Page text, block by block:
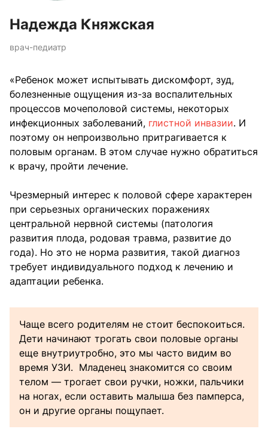
Надежда Княжская
врач-педиатр
«Ребенок может испытывать дискомфорт, зуд,
болезненные ощущения из-за воспалительных
процессов мочеполовой системы, некоторых
инфекционных заболеваний, глистной инвазии. И
поэтому он непроизвольно притрагивается к
половым органам. В этом случае нужно обратиться
к врачу, пройти лечение.
Чрезмерный интерес к половой сфере характерен
при серьезных органических поражениях
центральной нервной системы (патология
развития плода, родовая травма, развитие до
года). Но это не норма развития, такой диагноз
требует индивидуального подход к лечению и
адаптации ребенка.
Чаще всего родителям не стоит беспокоиться.
Дети начинают трогать свои половые органы
еще внутриутробно, это мы часто видим во
время УЗИ. Младенец знакомится со своим
телом — трогает свои ручки, ножки, пальчики
на ногах, если оставить малыша без памперса,
он и другие органы пощупает.